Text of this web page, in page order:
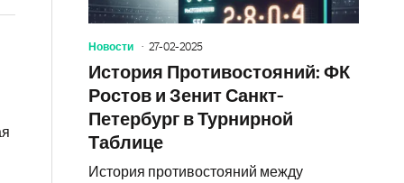
Новости 27-02-2025
История Противостояний: ФК
Ростов и Зенит Санкт-
Петербург в Турнирной
Таблице
История противостояний между